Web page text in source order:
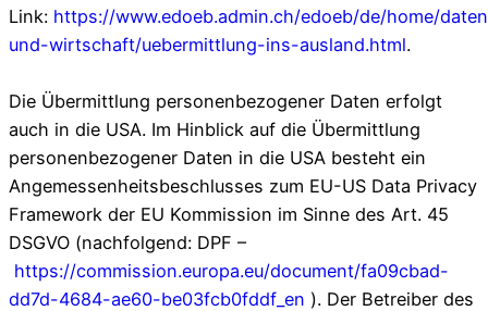
Link: https://www.edoeb.admin.ch/edoeb/de/home/
und-wirtschaft/uebermittlung-ins-ausland.html.
Die Übermittlung personenbezogener Daten erfolgt
auch in die USA. Im Hinblick auf die Übermittlung
personenbezogener Daten in die USA besteht ein
Angemessenheitsbeschlusses zum EU-US Data Privacy
Framework der EU Kommission im Sinne des Art. 45
DSGVO (nachfolgend: DPF –
https://commission.europa.eu/document/fa09cbad-
dd7d-4684-ae60-be03fcb0fddf_en ). Der Betreiber des